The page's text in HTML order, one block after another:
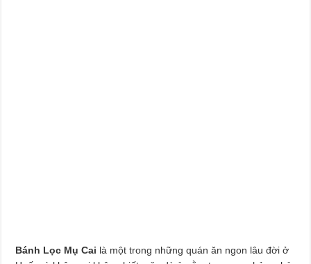
Bánh Lọc Mụ Cai là một trong những quán ăn ngon lâu đời ở